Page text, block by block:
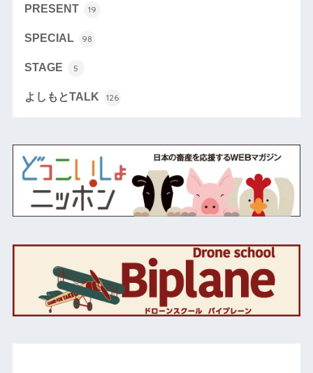
PRESENT 19
SPECIAL 98
STAGE 5
よしもとTALK 126